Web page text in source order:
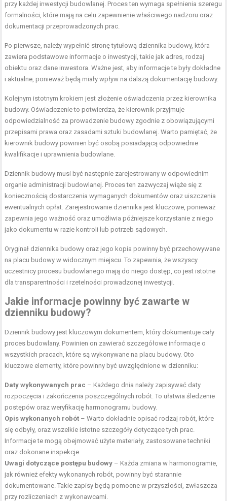
przy każdej inwestycji budowlanej. Proces ten wymaga spełnienia szeregu
formalności, które mają na celu zapewnienie właściwego nadzoru oraz
dokumentacji przeprowadzonych prac.
Po pierwsze, należy wypełnić stronę tytułową dziennika budowy, która
zawiera podstawowe informacje o inwestycji, takie jak adres, rodzaj
obiektu oraz dane inwestora. Ważne jest, aby informacje te były dokładne
i aktualne, ponieważ będą miały wpływ na dalszą dokumentację budowy.
Kolejnym istotnym krokiem jest złożenie oświadczenia przez kierownika
budowy. Oświadczenie to potwierdza, że kierownik przyjmuje
odpowiedzialność za prowadzenie budowy zgodnie z obowiązującymi
przepisami prawa oraz zasadami sztuki budowlanej. Warto pamiętać, że
kierownik budowy powinien być osobą posiadającą odpowiednie
kwalifikacje i uprawnienia budowlane.
Dziennik budowy musi być następnie zarejestrowany w odpowiednim
organie administracji budowlanej. Proces ten zazwyczaj wiąże się z
koniecznością dostarczenia wymaganych dokumentów oraz uiszczenia
ewentualnych opłat. Zarejestrowanie dziennika jest kluczowe, ponieważ
zapewnia jego ważność oraz umożliwia późniejsze korzystanie z niego
jako dokumentu w razie kontroli lub potrzeb sądowych.
Oryginał dziennika budowy oraz jego kopia powinny być przechowywane
na placu budowy w widocznym miejscu. To zapewnia, że wszyscy
uczestnicy procesu budowlanego mają do niego dostęp, co jest istotne
dla transparentności i rzetelności prowadzonej inwestycji.
Jakie informacje powinny być zawarte w
dzienniku budowy?
Dziennik budowy jest kluczowym dokumentem, który dokumentuje cały
proces budowlany. Powinien on zawierać szczegółowe informacje o
wszystkich pracach, które są wykonywane na placu budowy. Oto
kluczowe elementy, które powinny być uwzględnione w dzienniku:
Daty wykonywanych prac – Każdego dnia należy zapisywać daty
rozpoczęcia i zakończenia poszczególnych robót. To ułatwia śledzenie
postępów oraz weryfikację harmonogramu budowy.
Opis wykonanych robót – Warto dokładnie opisać rodzaj robót, które
się odbyły, oraz wszelkie istotne szczegóły dotyczące tych prac.
Informacje te mogą obejmować użyte materiały, zastosowane techniki
oraz dokonane inspekcje.
Uwagi dotyczące postępu budowy – Każda zmiana w harmonogramie,
jak również efekty wykonanych robót, powinny być starannie
dokumentowane. Takie zapisy będą pomocne w przyszłości, zwłaszcza
przy rozliczeniach z wykonawcami.